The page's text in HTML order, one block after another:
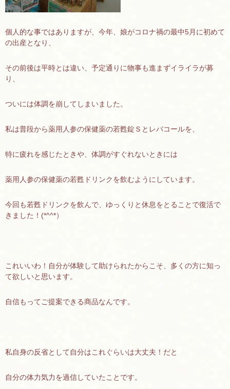
個人的な事ではありますが、今年、娘がコロナ禍の最中5月に初めて
の出産となり、
その前後は平時とは違い、予定通りに物事も進まずイライラが募
り、
ついには体調を崩してしまいました。
私は普段から薬用人参の保健薬の若甦錠Ｓとレバコールを、
特に疲れを感じたときや、体調がすぐれないときには
薬用人参の保健薬の若甦ドリンクを飲むようにしています。
今回も若甦ドリンクを飲んで、ゆっくりと休息をとることで復活で
きました！(*^^*）
これいいわ！自分が体験して助けられたからこそ、多くの方に知っ
て欲しいと思います。
自信もってご提案できる商品なんです。
私自身の反省として自分はこれぐらいは大丈夫！だと
自分の体力気力を過信していたことです。